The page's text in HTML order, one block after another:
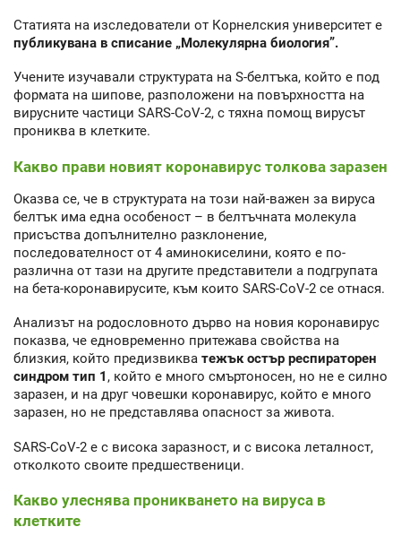
Статията на изследователи от Корнелския университет е
публикувана в списание „Молекулярна биология”.
Учените изучавали структурата на S-белтъка, който е под
формата на шипове, разположени на повърхността на
вирусните частици SARS-CoV-2, с тяхна помощ вирусът
прониква в клетките.
Какво прави новият коронавирус толкова заразен
Оказва се, че в структурата на този най-важен за вируса
белтък има една особеност – в белтъчната молекула
присъства допълнително разклонение,
последователност от 4 аминокиселини, която е по-
различна от тази на другите представители а подгрупата
на бета-коронавирусите, към които SARS-CoV-2 се отнася.
Анализът на родословното дърво на новия коронавирус
показва, че едновременно притежава свойства на
близкия, който предизвиква тежък остър респираторен
синдром тип 1 , който е много смъртоносен, но не е силно
заразен, и на друг човешки коронавирус, който е много
заразен, но не представлява опасност за живота.
SARS-CoV-2 е с висока заразност, и с висока леталност,
отколкото своите предшественици.
Какво улеснява проникването на вируса в
клетките